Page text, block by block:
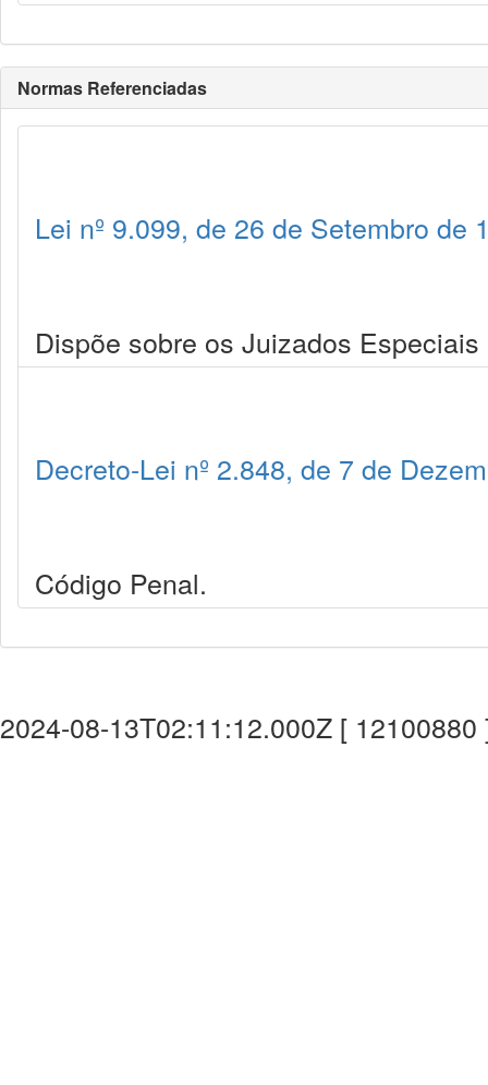
Normas Referenciadas
Lei nº 9.099, de 26 de Setembro de
Dispõe sobre os Juizados
Decreto-Lei nº 2.848, de 7 de
Código Penal.
2024-08-13T02:11:12.000Z [ 12100880